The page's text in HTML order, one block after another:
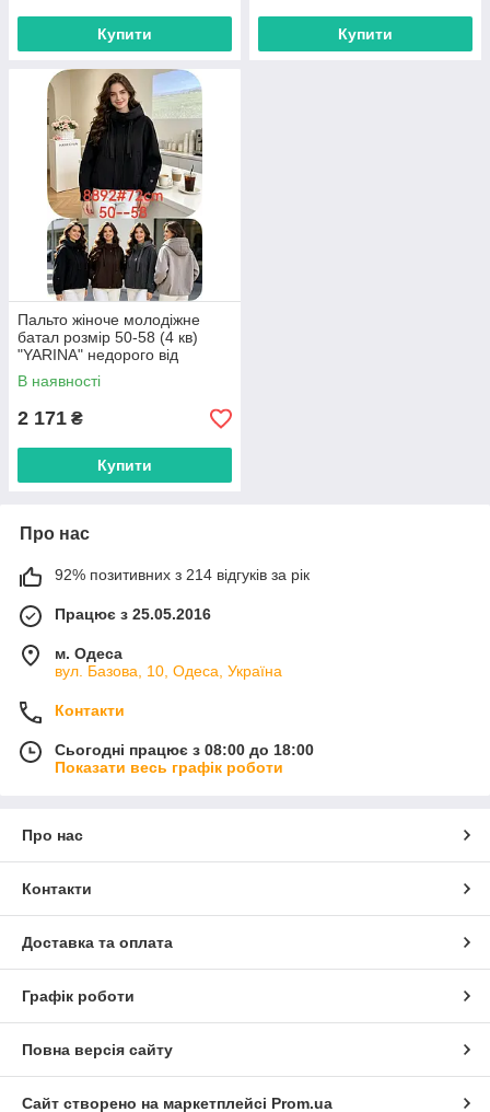
Купити Купити
Пальто жіноче молодіжне
батал розмір 50-58 (4 кв)
"YARINA" недорого від
прямого постачальника
В наявності
2 171 ₴
Купити
Про нас
92% позитивних з 214 відгуків за рік
Працює з 25.05.2016
м. Одеса
вул. Базова, 10, Одеса, Україна
Контакти
Сьогодні працює з 08:00 до 18:00
Показати весь графік роботи
Про нас
Контакти
Доставка та оплата
Графік роботи
Повна версія сайту
Сайт створено на маркетплейсі Prom.ua